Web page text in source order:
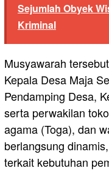
Sejumlah Obyek
Kriminal
Musyawarah
Kepala Desa Maja
Pendamping Desa,
serta perwakilan
agama (Toga), dan
berlangsung
terkait kebutuhan